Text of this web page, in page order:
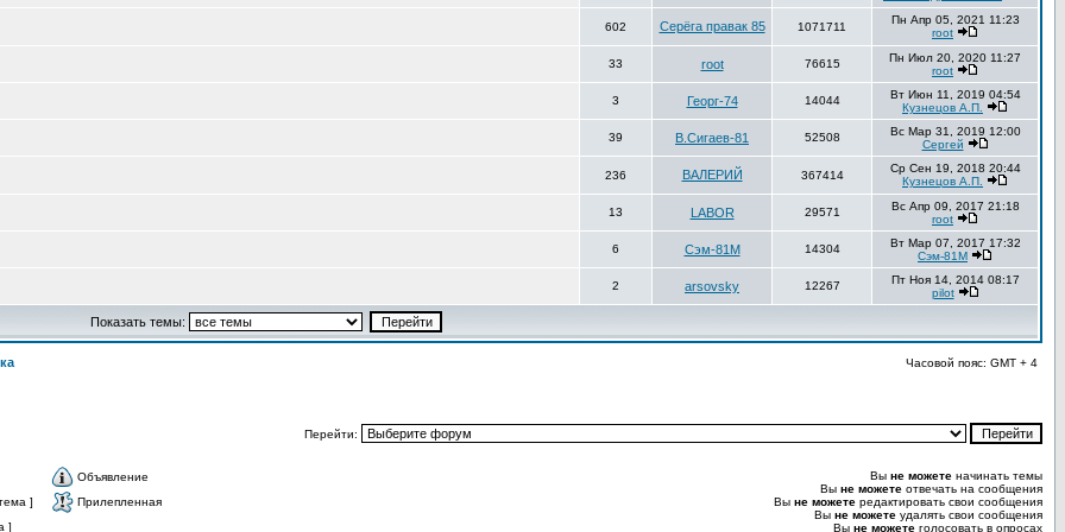
602 Серёга правак 85 1071711
Пн Апр 05, 2021 11:23
root
33 root 76615
Пн Июл 20, 2020 11:27
root
3 Георг-74 14044
Вт Июн 11, 2019 04:54
Кузнецов А.П.
39 В.Сигаев-81 52508
Вс Мар 31, 2019 12:00
Сергей
236 ВАЛЕРИЙ 367414
Ср Сен 19, 2018 20:44
Кузнецов А.П.
13 LABOR 29571
Вс Апр 09, 2017 21:18
root
6 Сэм-81М 14304
Вт Мар 07, 2017 17:32
Сэм-81М
2 arsovsky 12267
Пт Ноя 14, 2014 08:17
pilot
Показать темы:
Часовой пояс: GMT + 4
Перейти:
Объявление
]
Прилепленная
]
Вы не можете начинать темы
Вы не можете отвечать на сообщения
Вы не можете редактировать свои сообщения
Вы не можете удалять свои сообщения
Вы не можете голосовать в опросах